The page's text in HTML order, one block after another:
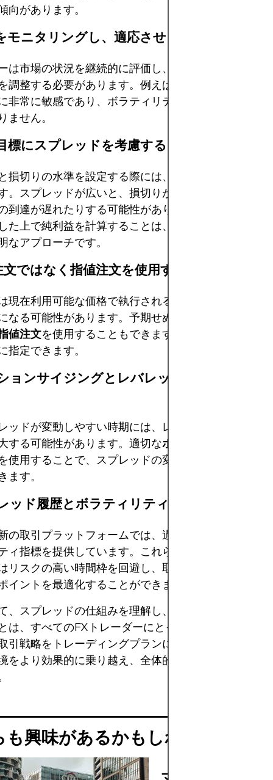
向があります。
モニタリングし、適応させる
は市場の状況を継続的に評価し、スプレッドの動向
調整する必要があります。例えば、スキャルパーは
非常に敏感であり、ボラティリティが上昇した場合
ません。
標にスプレッドを考慮する
損切りの水準を設定する際には、スプレッドを考慮
。スプレッドが広いと、損切りが早期に発動したり
到達が遅れたりする可能性があります。スプレッド
た上で純利益を計算することは、正確なパフォーマ
なアプローチです。
ではなく指値注文を使用する
現在利用可能な価格で執行されるため、スプレッド
なる可能性があります。予期せぬ約定を回避するた
値注文を使用することもできます。指値注文では、
指定できます。
ョンサイジングとレバレッジコントロール
ッドが変動しやすい時期には、レバレッジを高く設
する可能性があります。適切なポジションサイジング
使用することで、スプレッドの変動による不均衡な
ます。
ッド履歴とボラティリティパターンを追跡
の取引プラットフォームでは、過去のスプレッドチ
ィ指標を提供しています。これらの指標を研究する
リスクの高い時間枠を回避し、取引のエントリーポ
イントを最適化することができます。
、スプレッドの仕組みを理解し、関連するリスクを
は、すべてのFXトレーダーにとって不可欠です。ス
引戦略をトレーディングプランに組み込むことで、
をより効果的に乗り越え、全体的な取引戦略を強化
興味があるかもしれません